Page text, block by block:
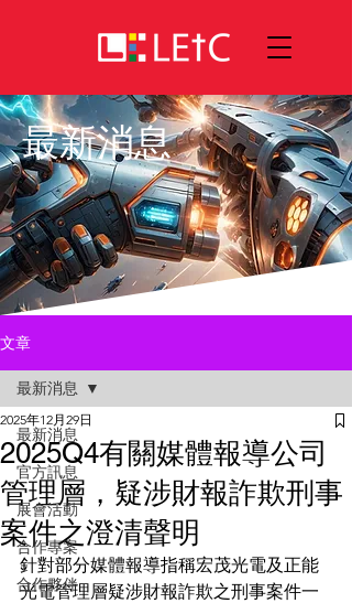
最新消息
文章
最新消息
官方訊息
展會活動
合作專案
合作夥伴
最新消息
2025Q4有關媒體報導公司
管理層，疑涉財報詐欺刑事
案件之澄清聲明
2025年12月29日
針對部分媒體報導指稱宏茂光電及正能
光電管理層疑涉財報詐欺之刑事案件一